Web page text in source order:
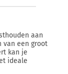
aan
van een groot
kan je
ideale